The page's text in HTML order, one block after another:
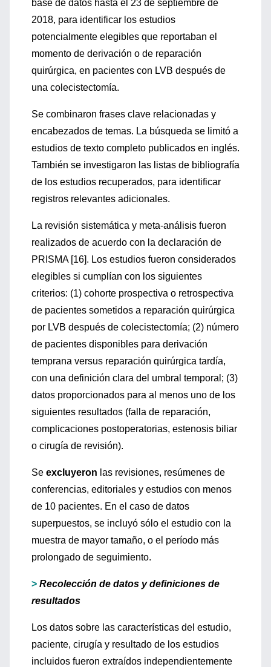
base de datos hasta el 23 de septiembre de
2018, para identificar los estudios
potencialmente elegibles que reportaban el
momento de derivación o de reparación
quirúrgica, en pacientes con LVB después de
una colecistectomía.
Se combinaron frases clave relacionadas y
encabezados de temas. La búsqueda se limitó a
estudios de texto completo publicados en inglés.
También se investigaron las listas de bibliografía
de los estudios recuperados, para identificar
registros relevantes adicionales.
La revisión sistemática y meta-análisis fueron
realizados de acuerdo con la declaración de
PRISMA [16]. Los estudios fueron considerados
elegibles si cumplían con los siguientes
criterios: (1) cohorte prospectiva o retrospectiva
de pacientes sometidos a reparación quirúrgica
por LVB después de colecistectomía; (2) número
de pacientes disponibles para derivación
temprana versus reparación quirúrgica tardía,
con una definición clara del umbral temporal; (3)
datos proporcionados para al menos uno de los
siguientes resultados (falla de reparación,
complicaciones postoperatorias, estenosis biliar
o cirugía de revisión).
Se excluyeron las revisiones, resúmenes de
conferencias, editoriales y estudios con menos
de 10 pacientes. En el caso de datos
superpuestos, se incluyó sólo el estudio con la
muestra de mayor tamaño, o el período más
prolongado de seguimiento.
> Recolección de datos y definiciones de
resultados
Los datos sobre las características del estudio,
paciente, cirugía y resultado de los estudios
incluidos fueron extraídos independientemente